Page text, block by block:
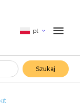
pl
Szukaj